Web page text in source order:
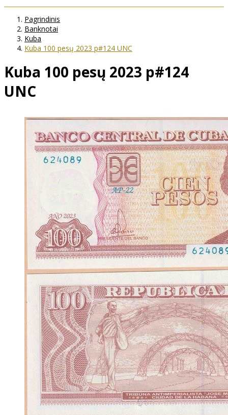
Pagrindinis
Banknotai
Kuba
Kuba 100 pesų 2023 p#124 UNC
Kuba 100 pesų 2023 p#124
UNC